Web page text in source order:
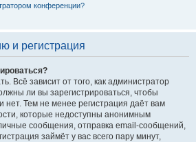
конференции?
и регистрация
Всё зависит от того, как администратор
ли вы зарегистрироваться, чтобы
Тем не менее регистрация даёт вам
которые недоступны анонимным
сообщения, отправка email-сообщений,
займёт у вас всего пару минут,